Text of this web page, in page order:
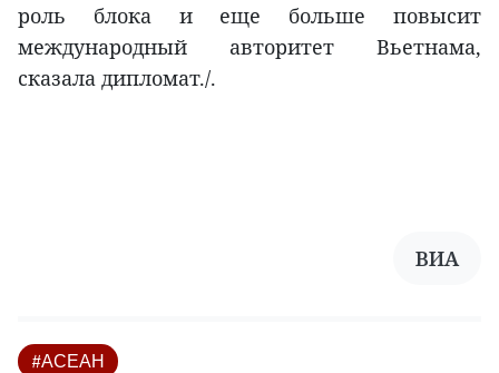
роль блока и еще больше повысит
международный авторитет Вьетнама,
сказала дипломат./.
ВИА
#АСЕАН